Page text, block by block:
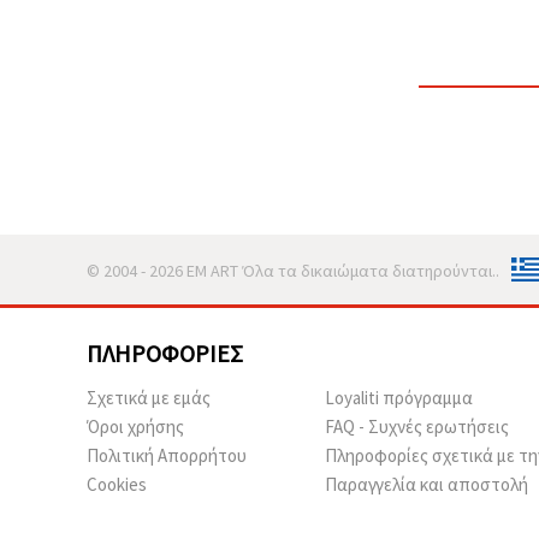
© 2004 - 2026 EM ART Όλα τα δικαιώματα διατηρούνται..
ΠΛΗΡΟΦΟΡΊΕΣ
Σχετικά με εμάς
Όροι χρήσης
Πολιτική Απορρήτου
Cookies
Loyaliti πρόγραμμα
FAQ - Συχνές ερωτήσεις
Πληροφορίες σχετικά με
Παραγγελία και αποστολή